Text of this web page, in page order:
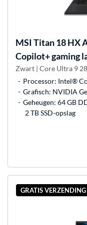
MSI Titan 18 HX
Copilot+ gaming
Zwart | Core Ultra 9
Processor: Intel®
Grafisch: NVIDIA
Geheugen: 64 GB
2 TB SSD-opslag
GRATIS VERZENDING